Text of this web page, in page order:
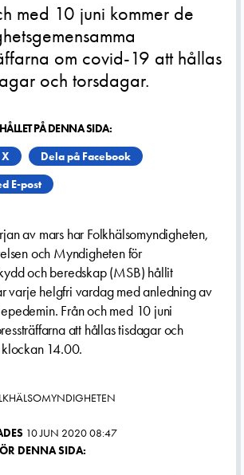
med 10 juni kommer de
om covid-19 att hållas
och torsdagar.
PÅ DENNA SIDA:
Dela på Facebook
E-post
av mars har Folkhälsomyndigheten,
och Myndigheten för
och beredskap (MSB) hållit
varje helgfri vardag med anledning av
Från och med 10 juni
att hållas tisdagar och
14.00.
10 JUN 2020 08:47
DENNA SIDA: